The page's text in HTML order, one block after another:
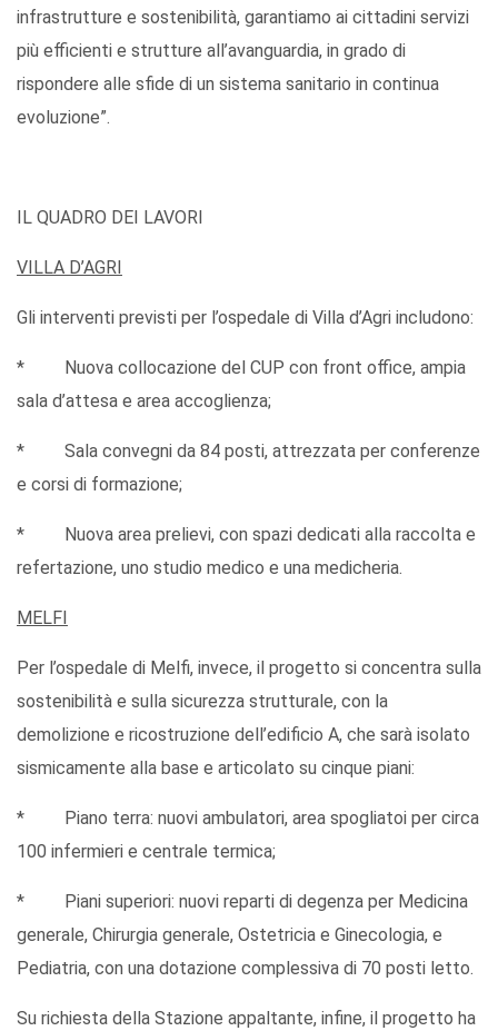
infrastrutture e sostenibilità, garantiamo ai cittadini servizi
più efficienti e strutture all’avanguardia, in grado di
rispondere alle sfide di un sistema sanitario in continua
evoluzione”.
IL QUADRO DEI LAVORI
VILLA D’AGRI
Gli interventi previsti per l’ospedale di Villa d’Agri includono:
* Nuova collocazione del CUP con front office, ampia
sala d’attesa e area accoglienza;
* Sala convegni da 84 posti, attrezzata per conferenze
e corsi di formazione;
* Nuova area prelievi, con spazi dedicati alla raccolta e
refertazione, uno studio medico e una medicheria.
MELFI
Per l’ospedale di Melfi, invece, il progetto si concentra sulla
sostenibilità e sulla sicurezza strutturale, con la
demolizione e ricostruzione dell’edificio A, che sarà isolato
sismicamente alla base e articolato su cinque piani:
* Piano terra: nuovi ambulatori, area spogliatoi per circa
100 infermieri e centrale termica;
* Piani superiori: nuovi reparti di degenza per Medicina
generale, Chirurgia generale, Ostetricia e Ginecologia, e
Pediatria, con una dotazione complessiva di 70 posti letto.
Su richiesta della Stazione appaltante, infine, il progetto ha